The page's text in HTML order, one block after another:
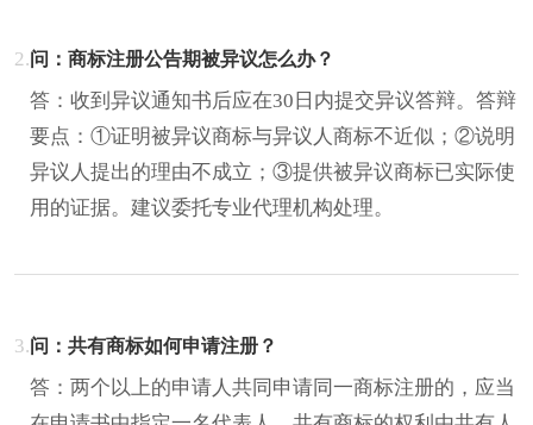
2.问：商标注册公告期被异议怎么办？
答：收到异议通知书后应在30日内提交异议答辩。答辩
要点：①证明被异议商标与异议人商标不近似；②说明
异议人提出的理由不成立；③提供被异议商标已实际使
用的证据。建议委托专业代理机构处理。
3.问：共有商标如何申请注册？
答：两个以上的申请人共同申请同一商标注册的，应当